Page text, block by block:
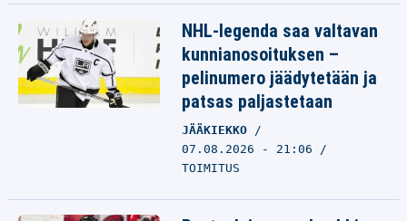
NHL-legenda saa valtavan
kunnianosoituksen –
pelinumero jäädytetään ja
patsas paljastetaan
JÄÄKIEKKO
07.08.2026 - 21:06
TOIMITUS